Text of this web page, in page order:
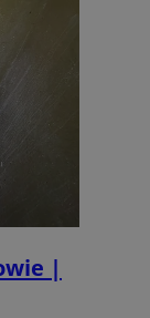
|